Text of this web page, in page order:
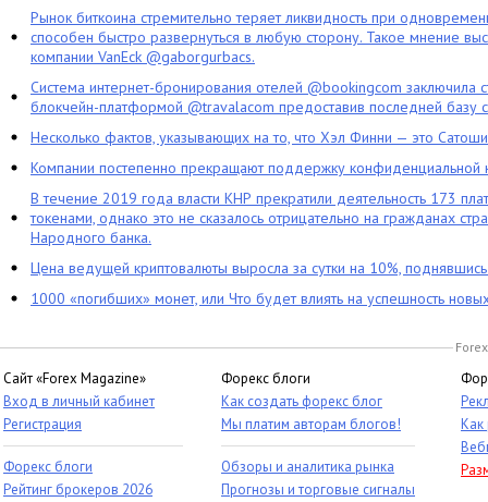
Рынок биткоина стремительно теряет ликвидность при
способен быстро развернуться в любую сторону. Такое мнение
компании VanEck @gaborgurbacs.
Система интернет-бронирования отелей @bookingcom заключила
блокчейн-платформой @travalacom предоставив последней базу
Несколько фактов, указывающих на то, что Хэл Финни — это
Компании постепенно прекращают поддержку конфиденциальной
В течение 2019 года власти КНР прекратили деятельность 173
токенами, однако это не сказалось отрицательно на гражданах
Народного банка.
Цена ведущей криптовалюты выросла за сутки на 10%,
1000 «погибших» монет, или Что будет влиять на успешность
Сайт «Forex Magazine»
Вход в личный кабинет
Регистрация
Форекс блоги
Рейтинг брокеров 2026
Форекс блоги
Как создать форекс блог
Мы платим авторам блогов!
Обзоры и аналитика рынка
Прогнозы и торговые сигналы
Как